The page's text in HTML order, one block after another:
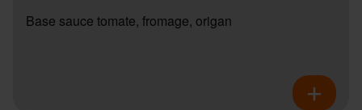
Base sauce tomate, fromage, origan